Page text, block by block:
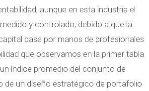
aunque en esta industria el
y controlado, debido a que la
pasa por manos de profesionales
que observamos en la primer tabla
índice promedio del conjunto de
de un diseño estratégico de portafolio